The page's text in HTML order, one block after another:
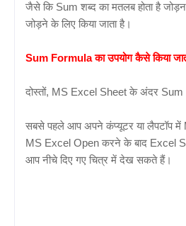
जैसे कि Sum शब्द का मतलब होता है
जोड़ने के लिए किया जाता है।
Sum Formula का उपयोग कैसे किया
दोस्तों, MS Excel Sheet के अंदर
सबसे पहले आप अपने कंप्यूटर या लैपटॉप
MS Excel Open करने के बाद Excel
आप नीचे दिए गए चित्र में देख सकते हैं।